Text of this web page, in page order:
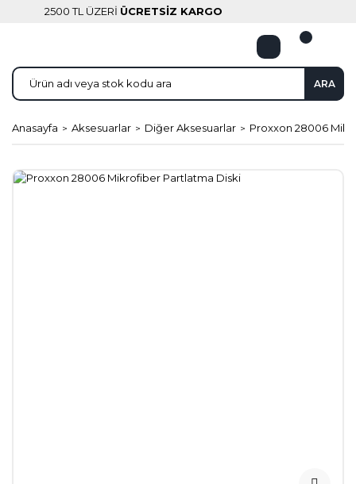
2500 TL ÜZERİ ÜCRETSİZ KARGO
ARA
Anasayfa Aksesuarlar Diğer Aksesuarlar Proxxon 28006